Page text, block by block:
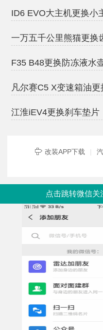
ID6 EVO大主机更换小
一万五千公里熊猫更换
F35 B48更换防冻液水
凡尔赛C5 X变速箱油更
江淮iEV4更换刹车垫片
改装APP下载 |
点击跳转微信关